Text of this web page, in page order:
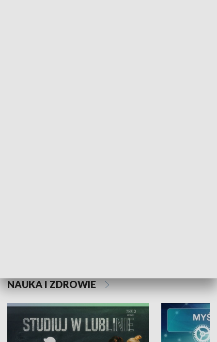
NAUKA I ZDROWIE